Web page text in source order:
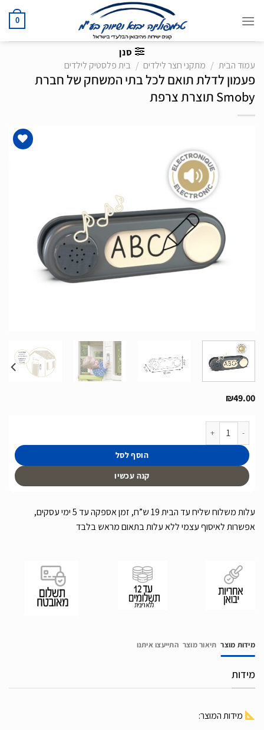
0
סנן
עמוד הבית
/ מתקני חצר לילדים / בית פלסטיק לילדים
פעמון לדלת תואם לכל בתי המשחק של חברת
Smoby תוצרת צרפת
₪49.00
כמות של פעמון לדלת תואם לכל בתי המשחק של חברת Smoby תוצרת צרפת
הוסף לסל
קנה עכשיו
עלות משלוח שליח עד הבית 19 ש”ח, זמן אספקה עד 5 ימי עסקים,
אפשרות לאיסוף עצמי ללא עלות בתאום מראש בלבד
מידות מוצר תיאור מוצר התייעצו איתנו
מידות
מידות המוצר: